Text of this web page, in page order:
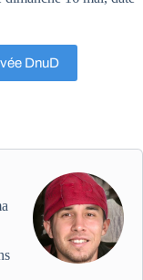
DnuD